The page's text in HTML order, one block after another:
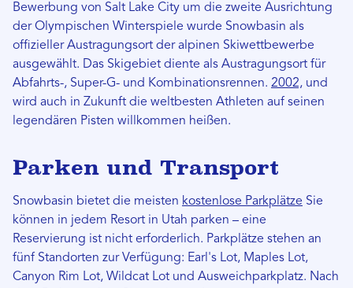
Bewerbung von Salt Lake City um die zweite Ausrichtung
der Olympischen Winterspiele wurde Snowbasin als
offizieller Austragungsort der alpinen Skiwettbewerbe
ausgewählt. Das Skigebiet diente als Austragungsort für
Abfahrts-, Super-G- und Kombinationsrennen. 2002, und
wird auch in Zukunft die weltbesten Athleten auf seinen
legendären Pisten willkommen heißen.
Parken und Transport
Snowbasin bietet die meisten kostenlose Parkplätze Sie
können in jedem Resort in Utah parken – eine
Reservierung ist nicht erforderlich. Parkplätze stehen an
fünf Standorten zur Verfügung: Earl's Lot, Maples Lot,
Canyon Rim Lot, Wildcat Lot und Ausweichparkplatz. Nach